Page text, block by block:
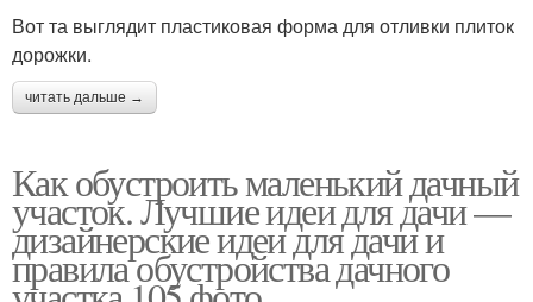
Вот та выглядит пластиковая форма для отливки плиток
дорожки.
читать дальше →
Как обустроить маленький дачный
участок. Лучшие идеи для дачи —
дизайнерские идеи для дачи и
правила обустройства дачного